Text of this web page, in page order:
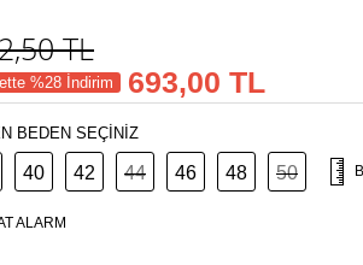
TL
%28 İndirim 693,00 TL
BEDEN SEÇİNİZ
40 42 44 46 48 50
ALARM